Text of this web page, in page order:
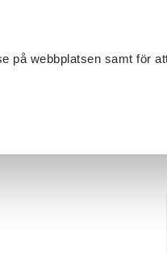
på webbplatsen samt för